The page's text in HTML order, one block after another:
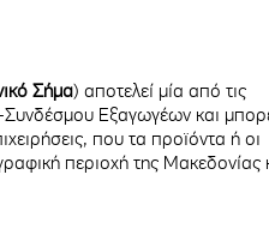
Σήμα) αποτελεί μία από τις
Εξαγωγέων και
που τα προϊόντα ή οι
περιοχή της Μακεδονίας